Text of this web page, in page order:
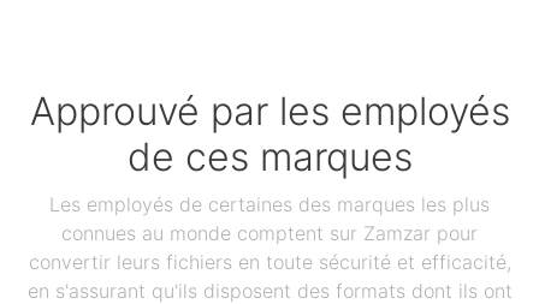
Approuvé par les employés
de ces marques
Les employés de certaines des marques les plus
connues au monde comptent sur Zamzar pour
convertir leurs fichiers en toute sécurité et efficacité,
en s'assurant qu'ils disposent des formats dont ils ont